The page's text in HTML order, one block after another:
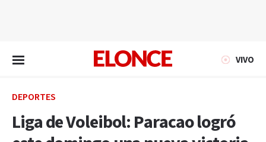
VIVO
DEPORTES
Liga de Voleibol: Paracao logró